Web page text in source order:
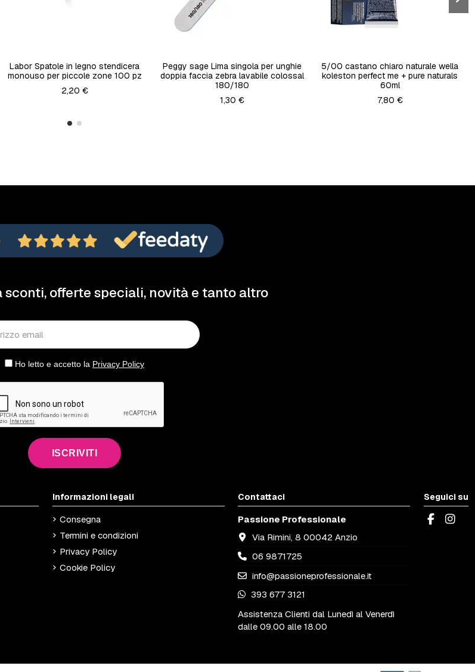
Labor Spatole in legno stendicera
monouso per piccole zone 100 pz
2,20 €
Peggy sage Lima singola per unghie
doppia faccia zebra lavabile colossal
180/180
1,30 €
5/00 castano chiaro naturale wella
koleston perfect me + pure naturals
60ml
7,80 €
sconti, offerte speciali, novità e tanto altro
Ho letto e accetto la Privacy Policy
ISCRIVITI
Informazioni legali
Consegna
Termini e condizioni
Privacy Policy
Cookie Policy
Contattaci
Passione Professionale
Via Rimini, 8 00042 Anzio
06 9871725
info@passioneprofessionale.it
393 677 3121
Assistenza Clienti dal Lunedì al Venerdì
dalle 09.00 alle 18.00
Seguici su